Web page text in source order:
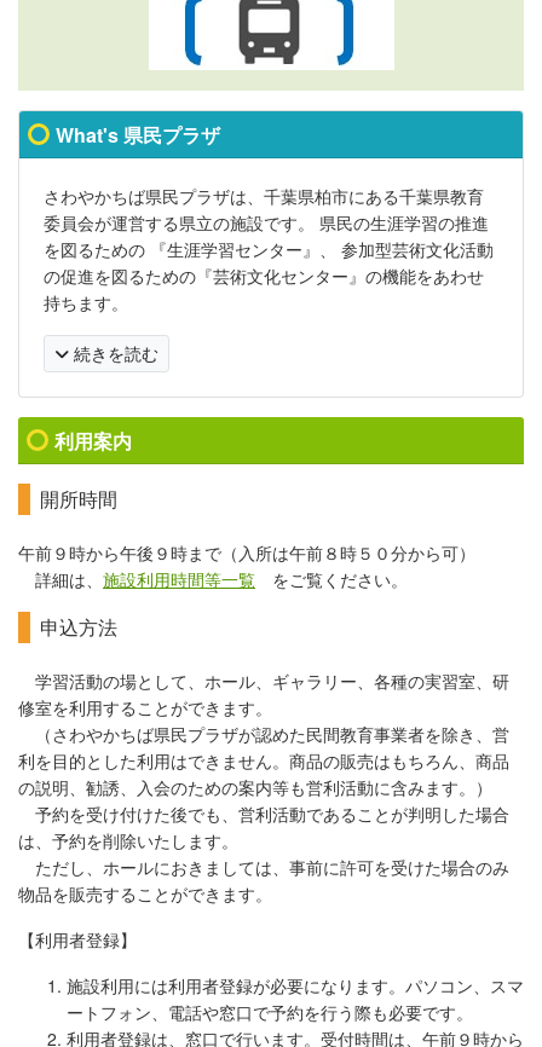
What's 県民プラザ
さわやかちば県民プラザは、千葉県柏市にある千葉県教育
委員会が運営する県立の施設です。 県民の生涯学習の推進
を図るための 『生涯学習センター』、 参加型芸術文化活動
の促進を図るための『芸術文化センター』の機能をあわせ
持ちます。
続きを読む
利用案内
開所時間
午前９時から午後９時まで（入所は午前８時５０分から可）
詳細は、 施設利用時間等一覧 をご覧ください。
申込方法
学習活動の場として、ホール、ギャラリー、各種の実習室、研
修室を利用することができます。
（さわやかちば県民プラザが認めた民間教育事業者を除き、営
利を目的とした利用はできません。商品の販売はもちろん、商品
の説明、勧誘、入会のための案内等も営利活動に含みます。）
予約を受け付けた後でも、営利活動であることが判明した場合
は、予約を削除いたします。
ただし、ホールにおきましては、事前に許可を受けた場合のみ
物品を販売することができます。
【利用者登録】
施設利用には利用者登録が必要になります。パソコン、スマ
ートフォン、電話や窓口で予約を行う際も必要です。
利用者登録は、窓口で行います。受付時間は、午前９時から